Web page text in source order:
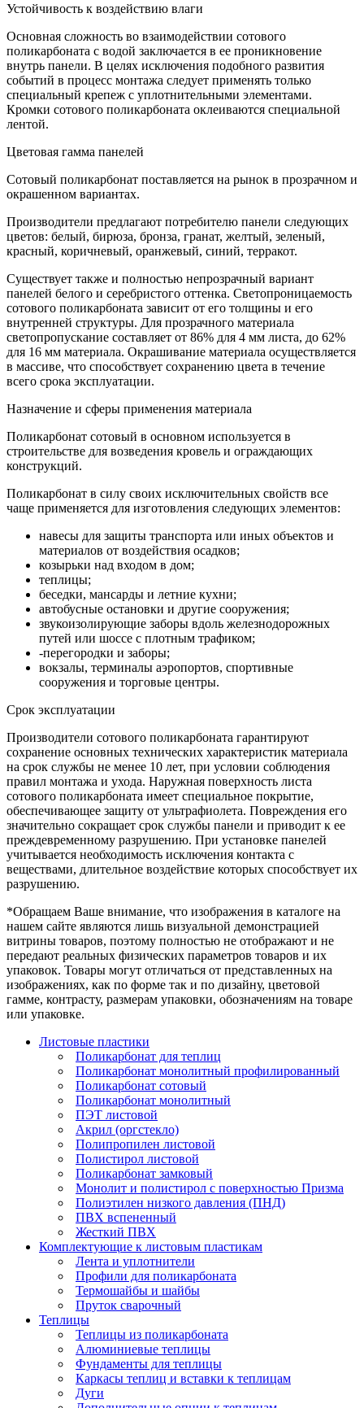
Устойчивость к воздействию влаги
Основная сложность во взаимодействии сотового
поликарбоната с водой заключается в ее проникновение
внутрь панели. В целях исключения подобного развития
событий в процесс монтажа следует применять только
специальный крепеж с уплотнительными элементами.
Кромки сотового поликарбоната оклеиваются специальной
лентой.
Цветовая гамма панелей
Сотовый поликарбонат поставляется на рынок в прозрачном и
окрашенном вариантах.
Производители предлагают потребителю панели следующих
цветов: белый, бирюза, бронза, гранат, желтый, зеленый,
красный, коричневый, оранжевый, синий, терракот.
Существует также и полностью непрозрачный вариант
панелей белого и серебристого оттенка. Светопроницаемость
сотового поликарбоната зависит от его толщины и его
внутренней структуры. Для прозрачного материала
светопропускание составляет от 86% для 4 мм листа, до 62%
для 16 мм материала. Окрашивание материала осуществляется
в массиве, что способствует сохранению цвета в течение
всего срока эксплуатации.
Назначение и сферы применения материала
Поликарбонат сотовый в основном используется в
строительстве для возведения кровель и ограждающих
конструкций.
Поликарбонат в силу своих исключительных свойств все
чаще применяется для изготовления следующих элементов:
навесы для защиты транспорта или иных объектов и
материалов от воздействия осадков;
козырьки над входом в дом;
теплицы;
беседки, мансарды и летние кухни;
автобусные остановки и другие сооружения;
звукоизолирующие заборы вдоль железнодорожных
путей или шоссе с плотным трафиком;
-перегородки и заборы;
вокзалы, терминалы аэропортов, спортивные
сооружения и торговые центры.
Срок эксплуатации
Производители сотового поликарбоната гарантируют
сохранение основных технических характеристик материала
на срок службы не менее 10 лет, при условии соблюдения
правил монтажа и ухода. Наружная поверхность листа
сотового поликарбоната имеет специальное покрытие,
обеспечивающее защиту от ультрафиолета. Повреждения его
значительно сокращает срок службы панели и приводит к ее
преждевременному разрушению. При установке панелей
учитывается необходимость исключения контакта с
веществами, длительное воздействие которых способствует их
разрушению.
*Обращаем Ваше внимание, что изображения в каталоге на
нашем сайте являются лишь визуальной демонстрацией
витрины товаров, поэтому полностью не отображают и не
передают реальных физических параметров товаров и их
упаковок. Товары могут отличаться от представленных на
изображениях, как по форме так и по дизайну, цветовой
гамме, контрасту, размерам упаковки, обозначениям на товаре
или упаковке.
Листовые пластики
Поликарбонат для теплиц
Поликарбонат монолитный профилированный
Поликарбонат сотовый
Поликарбонат монолитный
ПЭТ листовой
Акрил (оргстекло)
Полипропилен листовой
Полистирол листовой
Поликарбонат замковый
Монолит и полистирол с поверхностью Призма
Полиэтилен низкого давления (ПНД)
ПВХ вспененный
Жесткий ПВХ
Комплектующие к листовым пластикам
Лента и уплотнители
Профили для поликарбоната
Термошайбы и шайбы
Пруток сварочный
Теплицы
Теплицы из поликарбоната
Алюминиевые теплицы
Фундаменты для теплицы
Каркасы теплиц и вставки к теплицам
Дуги